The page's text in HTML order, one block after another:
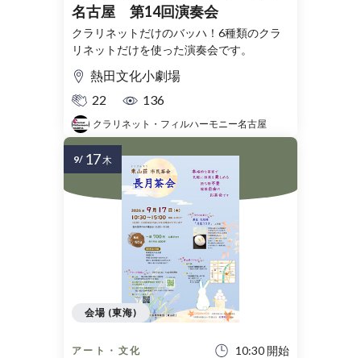
名古屋 第14回演奏会
クラリネットだけのバッハ！6種類のクラ
リネットだけを使った演奏会です。
熱田文化小劇場
22
136
クラリネット・フィルハーモニー名古屋
アート・文化 10:30 開始
会場 (東海)
9/ 17木